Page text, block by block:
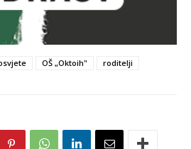
OŠ „Oktoih" roditelji